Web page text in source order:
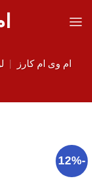
ام وی ام کارز
-12%